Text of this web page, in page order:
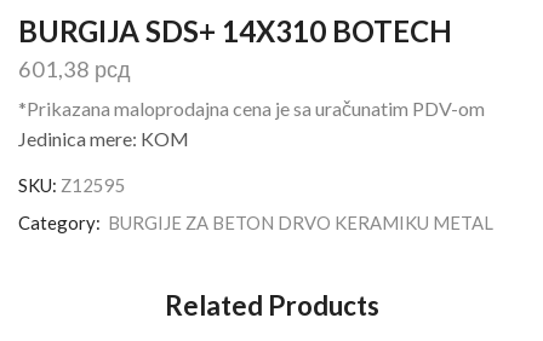
BURGIJA SDS+ 14X310 BOTECH
601,38 рсд
*Prikazana maloprodajna cena je sa uračunatim PDV-om
Jedinica mere: KOM
SKU: Z12595
Category: BURGIJE ZA BETON DRVO KERAMIKU METAL
Related Products